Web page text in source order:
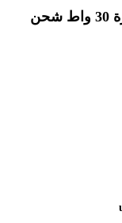
شاحن سيارة لانكس usb تايب سي بقدرة 30 واط شحن